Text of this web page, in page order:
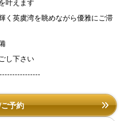
く英虞湾を眺めながら優雅にご滞
し下さい
予約